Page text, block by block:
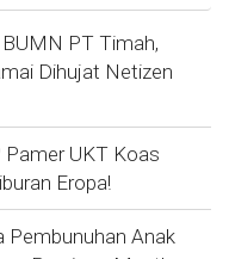
PT Timah,
Dihujat Netizen
Pamer UKT Koas
Eropa!
Pembunuhan Anak